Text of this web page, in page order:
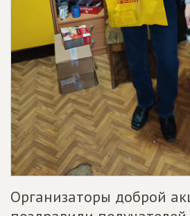
Организаторы доброй